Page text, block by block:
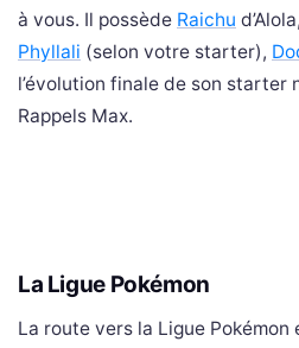
à vous. Il possède Raichu d’Alola,
Phyllali (selon votre starter),
l’évolution finale de son starter
Rappels Max.
La Ligue Pokémon
La route vers la Ligue